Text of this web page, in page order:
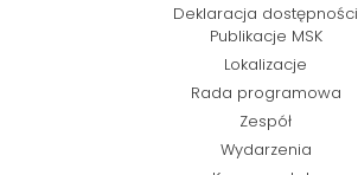
Deklaracja dostępności
Publikacje MSK
Lokalizacje
Rada programowa
Zespół
Wydarzenia